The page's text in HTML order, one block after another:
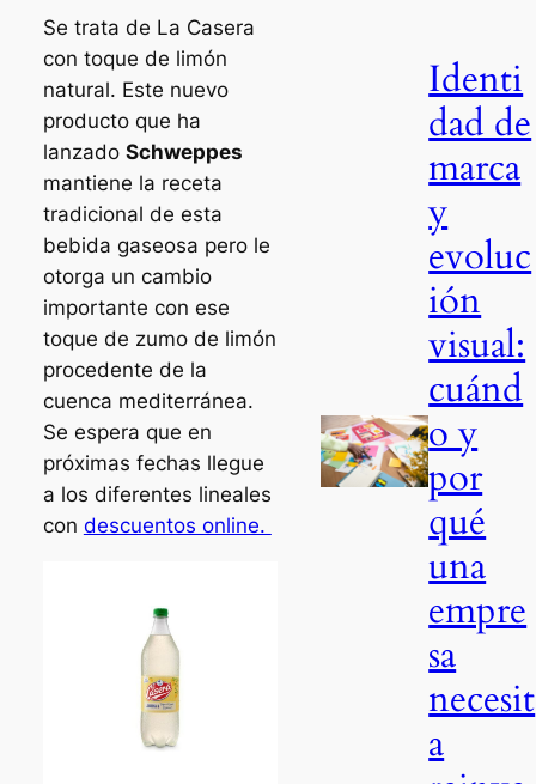
Se trata de La Casera
con toque de limón
natural. Este nuevo
producto que ha
lanzado Schweppes
mantiene la receta
tradicional de esta
bebida gaseosa pero le
otorga un cambio
importante con ese
toque de zumo de limón
procedente de la
cuenca mediterránea.
Se espera que en
próximas fechas llegue
a los diferentes lineales
con descuentos online.
Identi
dad de
marca
y
evoluc
ión
visual:
cuánd
o y
por
qué
una
empre
sa
necesit
a